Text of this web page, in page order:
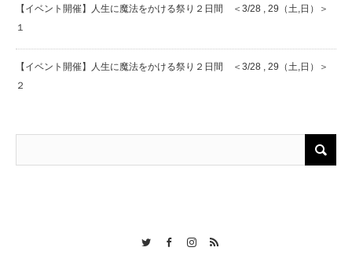
【イベント開催】人生に魔法をかける祭り２日間 ＜3/28 , 29（土,日）＞
１
【イベント開催】人生に魔法をかける祭り２日間 ＜3/28 , 29（土,日）＞
２